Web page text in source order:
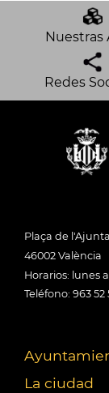
Nuestras
Redes
Plaça de
46002 València
Horarios: lunes
Teléfono: 963 52
La ciudad